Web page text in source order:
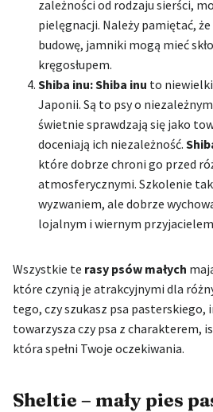
zależności od rodzaju sierści,
pielęgnacji. Należy pamiętać,
budowę, jamniki mogą mieć
kręgosłupem.
Shiba inu:Shiba inu to
Japonii. Są to psy o
świetnie sprawdzają się jako
doceniają ich niezależność.
które dobrze chroni go przed
atmosferycznymi. Szkolenie
wyzwaniem, ale dobrze
lojalnym i wiernym
Wszystkie te rasy psów małych
które czynią je atrakcyjnymi dla
tego, czy szukasz psa
towarzysza czy psa z charakterem,
która spełni Twoje oczekiwania.
Sheltie – mały pies